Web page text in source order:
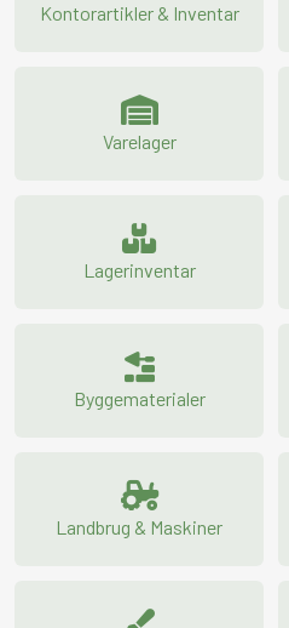
Kontorartikler & Inventar
Varelager
Lagerinventar
Byggematerialer
Landbrug & Maskiner